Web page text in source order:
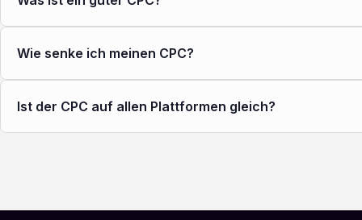
Wie senke ich meinen CPC?
Ist der CPC auf allen Plattformen gleich?